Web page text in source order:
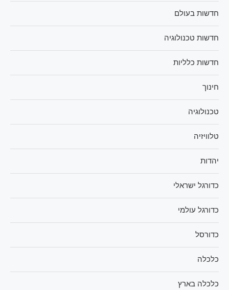
חדשות בעולם
חדשות טכנולוגיה
חדשות כלליות
חינוך
טכנולוגיה
טלוויזיה
יהדות
כדורגל ישראלי
כדורגל עולמי
כדורסל
כלכלה
כלכלה בארץ